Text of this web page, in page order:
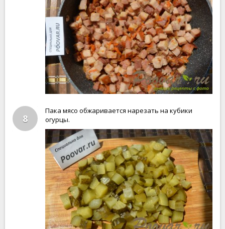
8
Пака мясо обжаривается нарезать на кубики
огурцы.